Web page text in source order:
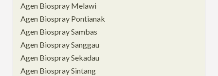
Agen Biospray Melawi
Agen Biospray Pontianak
Agen Biospray Sambas
Agen Biospray Sanggau
Agen Biospray Sekadau
Agen Biospray Sintang